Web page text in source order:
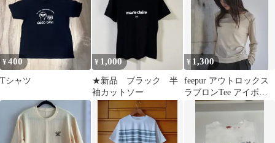
¥400
Tシャツ
¥ 1,000
★新品 ブラック 半
袖カットソー
¥ 1,300
feepur アウトロックス
ラブロンTee アイボリ